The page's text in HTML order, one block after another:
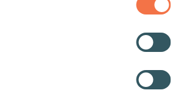
8. Hij legt zich momenteel toe op